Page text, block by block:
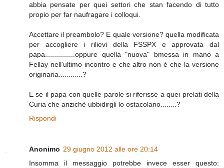
abbia pensate per quei settori che stan facendo di tutto
propio per far naufragare i colloqui.
Accettare il preambolo? E quale versione? quella modificata
per accogliere i rilievi della FSSPX e approvata dal
papa...............oppure quella "nuova" bmessa in mano a
Fellay nell'ultimo incontro e che altro non è che la versione
originaria............?
E se il papa con quelle parole si riferisse a quei prelati della
Curia che anzichè ubbidirgli lo ostacolano........?
Rispondi
Anonimo 29 giugno 2012 alle ore 20:14
Insomma il messaggio potrebbe invece esser questo: